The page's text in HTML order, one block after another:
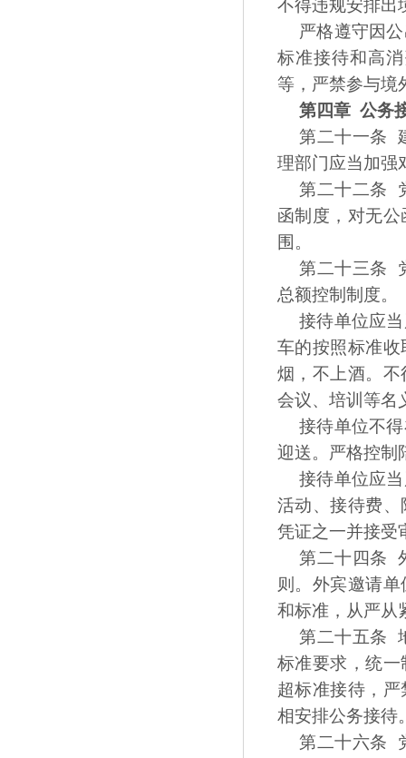
不得违规安排出
严格遵守因
标准接待和高
等，严禁参与境
第四章 公务
第二十一条
理部门应当加强
第二十二条
函制度，对无
围。
第二十三条
总额控制制度。
接待单位应
车的按照标准
烟，不上酒。
会议、培训等名
接待单位不
迎送。严格控制
接待单位应
活动、接待费
凭证之一并接受
第二十四条
则。外宾邀请
和标准，从严从
第二十五条
标准要求，统
超标准接待，
相安排公务接待
第二十六条